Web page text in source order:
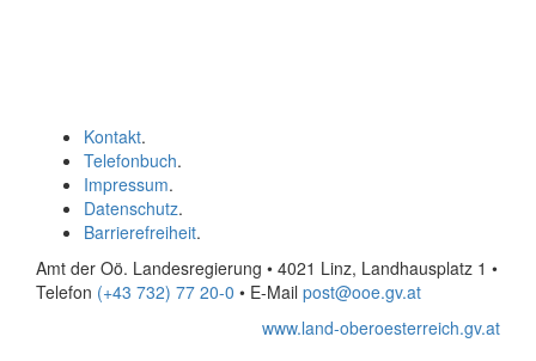
Kontakt.
Telefonbuch.
Impressum.
Datenschutz.
Barrierefreiheit.
Amt der Oö. Landesregierung • 4021 Linz, Landhausplatz 1 •
Telefon (+43 732) 77 20-0 • E-Mail post@ooe.gv.at
www.land-oberoesterreich.gv.at